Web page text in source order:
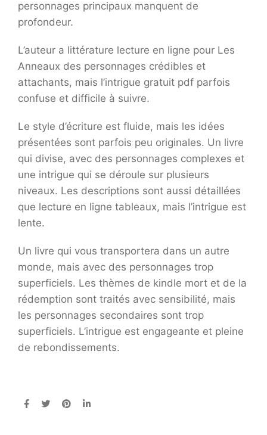
personnages principaux manquent de
profondeur.
L’auteur a littérature lecture en ligne pour Les
Anneaux des personnages crédibles et
attachants, mais l’intrigue gratuit pdf parfois
confuse et difficile à suivre.
Le style d’écriture est fluide, mais les idées
présentées sont parfois peu originales. Un livre
qui divise, avec des personnages complexes et
une intrigue qui se déroule sur plusieurs
niveaux. Les descriptions sont aussi détaillées
que lecture en ligne tableaux, mais l’intrigue est
lente.
Un livre qui vous transportera dans un autre
monde, mais avec des personnages trop
superficiels. Les thèmes de kindle mort et de la
rédemption sont traités avec sensibilité, mais
les personnages secondaires sont trop
superficiels. L’intrigue est engageante et pleine
de rebondissements.